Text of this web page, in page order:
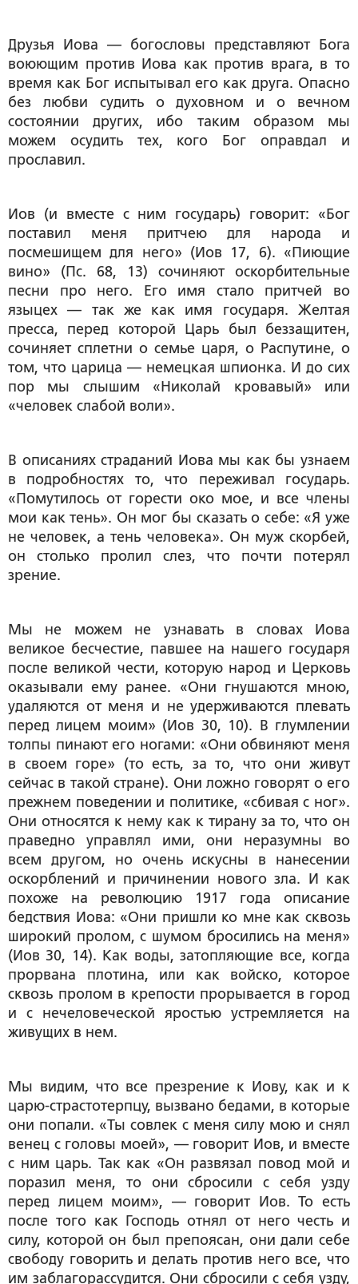
Друзья Иова — богословы представляют Бога
воюющим против Иова как против врага, в то
время как Бог испытывал его как друга. Опасно
без любви судить о духовном и о вечном
состоянии других, ибо таким образом мы
можем осудить тех, кого Бог оправдал и
прославил.
Иов (и вместе с ним государь) говорит: «Бог
поставил меня притчею для народа и
посмешищем для него» (Иов 17, 6). «Пиющие
вино» (Пс. 68, 13) сочиняют оскорбительные
песни про него. Его имя стало притчей во
языцех — так же как имя государя. Желтая
пресса, перед которой Царь был беззащитен,
сочиняет сплетни о семье царя, о Распутине, о
том, что царица — немецкая шпионка. И до сих
пор мы слышим «Николай кровавый» или
«человек слабой воли».
В описаниях страданий Иова мы как бы узнаем
в подробностях то, что переживал государь.
«Помутилось от горести око мое, и все члены
мои как тень». Он мог бы сказать о себе: «Я уже
не человек, а тень человека». Он муж скорбей,
он столько пролил слез, что почти потерял
зрение.
Мы не можем не узнавать в словах Иова
великое бесчестие, павшее на нашего государя
после великой чести, которую народ и Церковь
оказывали ему ранее. «Они гнушаются мною,
удаляются от меня и не удерживаются плевать
перед лицем моим» (Иов 30, 10). В глумлении
толпы пинают его ногами: «Они обвиняют меня
в своем горе» (то есть, за то, что они живут
сейчас в такой стране). Они ложно говорят о его
прежнем поведении и политике, «сбивая с ног».
Они относятся к нему как к тирану за то, что он
праведно управлял ими, они неразумны во
всем другом, но очень искусны в нанесении
оскорблений и причинении нового зла. И как
похоже на революцию 1917 года описание
бедствия Иова: «Они пришли ко мне как сквозь
широкий пролом, с шумом бросились на меня»
(Иов 30, 14). Как воды, затопляющие все, когда
прорвана плотина, или как войско, которое
сквозь пролом в крепости прорывается в город
и с нечеловеческой яростью устремляется на
живущих в нем.
Мы видим, что все презрение к Иову, как и к
царю-страстотерпцу, вызвано бедами, в которые
они попали. «Ты совлек с меня силу мою и снял
венец с головы моей», — говорит Иов, и вместе
с ним царь. Так как «Он развязал повод мой и
поразил меня, то они сбросили с себя узду
перед лицем моим», — говорит Иов. То есть
после того как Господь отнял от него честь и
силу, которой он был препоясан, они дали себе
свободу говорить и делать против него все, что
им заблагорассудится. Они сбросили с себя узду,